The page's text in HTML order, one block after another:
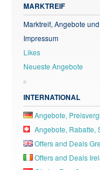
MARKTREIF
Marktreif, Angebote
Impressum
Likes
Neueste Angebote
INTERNATIONAL
Angebote,
Angebote, Rabatte,
Offers and Deals
Offers and Deals